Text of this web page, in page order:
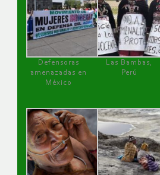
Defensoras
amenazadas en
México
Las Bambas,
Perú